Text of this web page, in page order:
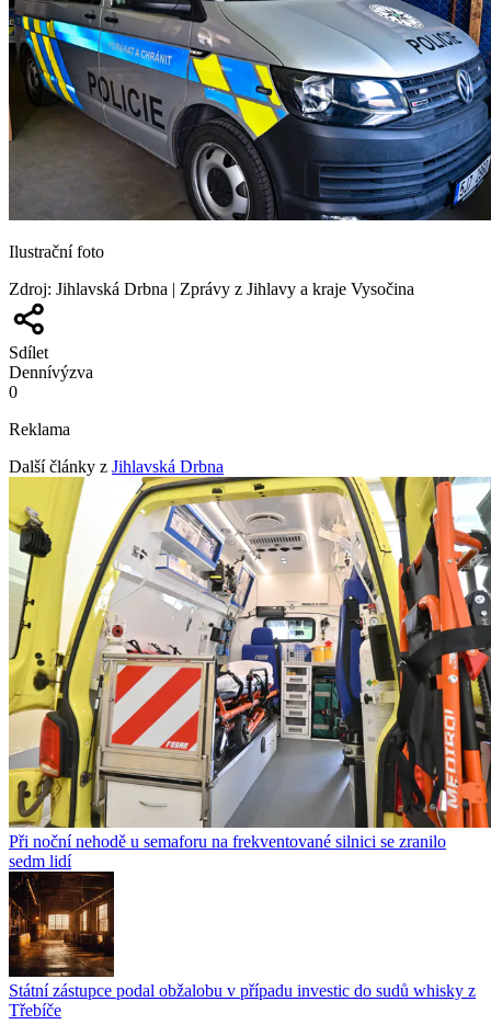
Ilustrační foto
Zdroj: Jihlavská Drbna | Zprávy z Jihlavy a kraje Vysočina
Sdílet
Dennívýzva
0
Reklama
Další články z Jihlavská Drbna
Při noční nehodě u semaforu na frekventované silnici se zranilo
sedm lidí
Státní zástupce podal obžalobu v případu investic do sudů whisky z
Třebíče